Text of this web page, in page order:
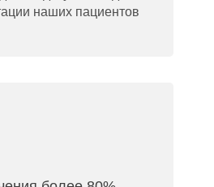
наших пациентов